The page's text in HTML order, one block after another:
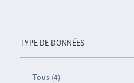
TYPE DE DONNÉES
Tous (4)